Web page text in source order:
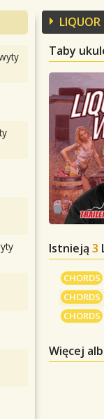
LIQUOR
Taby
Istnieją 3
CHORDS
CHORDS
CHORDS
Więcej